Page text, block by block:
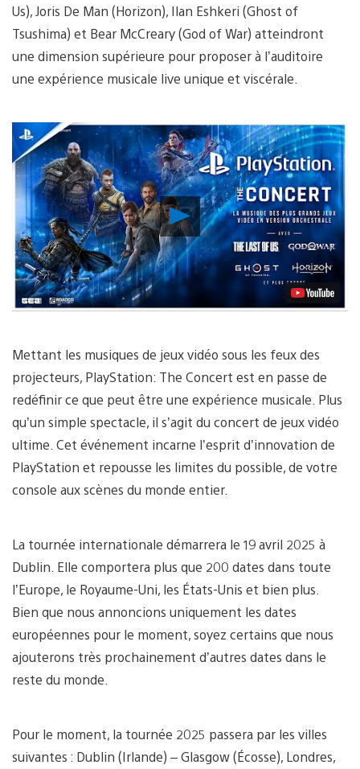
Us), Joris De Man (Horizon), Ilan Eshkeri (Ghost of
Tsushima) et Bear McCreary (God of War) atteindront
une dimension supérieure pour proposer à l’auditoire
une expérience musicale live unique et viscérale.
Lancer
la
vidéo
Mettant les musiques de jeux vidéo sous les feux des
projecteurs, PlayStation: The Concert est en passe de
redéfinir ce que peut être une expérience musicale. Plus
qu’un simple spectacle, il s’agit du concert de jeux vidéo
ultime. Cet événement incarne l’esprit d’innovation de
PlayStation et repousse les limites du possible, de votre
console aux scènes du monde entier.
La tournée internationale démarrera le 19 avril 2025 à
Dublin. Elle comportera plus que 200 dates dans toute
l’Europe, le Royaume-Uni, les États-Unis et bien plus.
Bien que nous annoncions uniquement les dates
européennes pour le moment, soyez certains que nous
ajouterons très prochainement d’autres dates dans le
reste du monde.
Pour le moment, la tournée 2025 passera par les villes
suivantes : Dublin (Irlande) – Glasgow (Écosse), Londres,